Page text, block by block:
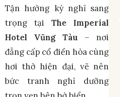
Tận hưởng kỳ nghỉ sang
trọng tại The Imperial
Hotel Vũng Tàu– nơi
đẳng cấp cổ điển hòa cùng
hơi thở hiện đại, vẽ nên
bức tranh nghỉ dưỡng